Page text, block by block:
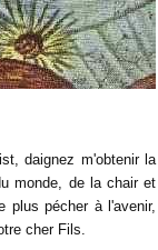
daignez m'obtenir la
monde, de la chair et
plus pécher à l'avenir,
cher Fils.